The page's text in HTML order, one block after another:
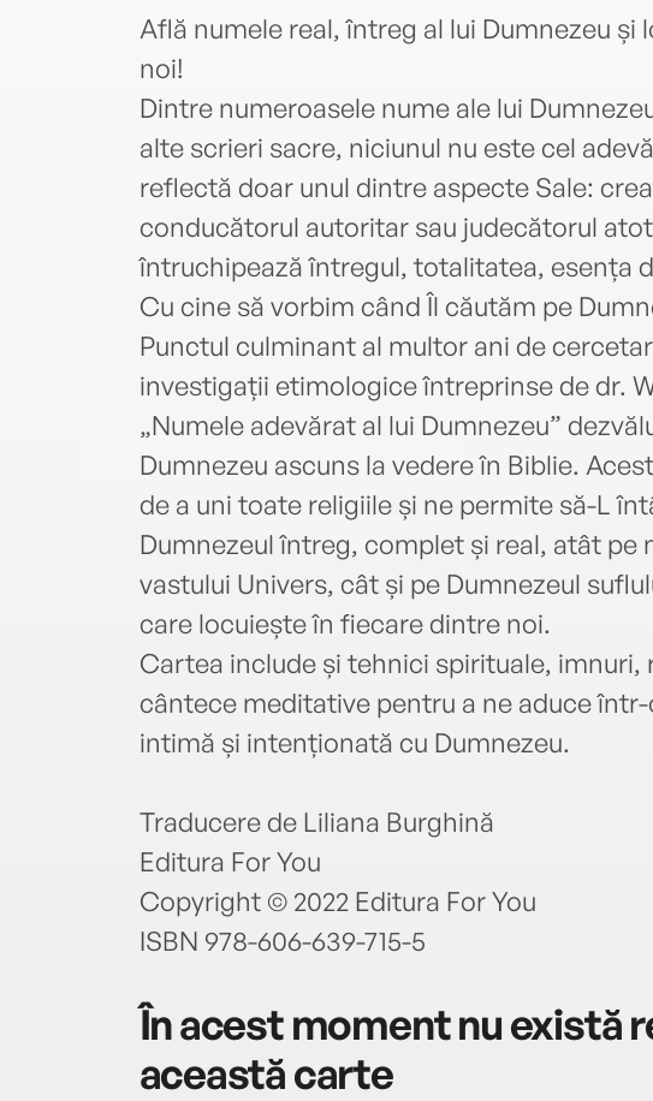
Află numele real, întreg al lui Dumnezeu și
noi!
Dintre numeroasele nume ale lui
alte scrieri sacre, niciunul nu este cel
reflectă doar unul dintre aspecte Sale:
conducătorul autoritar sau judecătorul
întruchipează întregul, totalitatea, esența
Cu cine să vorbim când Îl căutăm pe
Punctul culminant al multor ani de
investigații etimologice întreprinse de dr.
„Numele adevărat al lui Dumnezeu”
Dumnezeu ascuns la vedere în Biblie.
de a uni toate religiile și ne permite să-L
Dumnezeul întreg, complet și real, atât pe
vastului Univers, cât și pe Dumnezeul
care locuiește în fiecare dintre noi.
Cartea include și tehnici spirituale, imnuri,
cântece meditative pentru a ne aduce
intimă și intenționată cu Dumnezeu.
Traducere de Liliana Burghină
Editura For You
Copyright © 2022 Editura For You
ISBN 978-606-639-715-5
În acest moment nu există
această carte